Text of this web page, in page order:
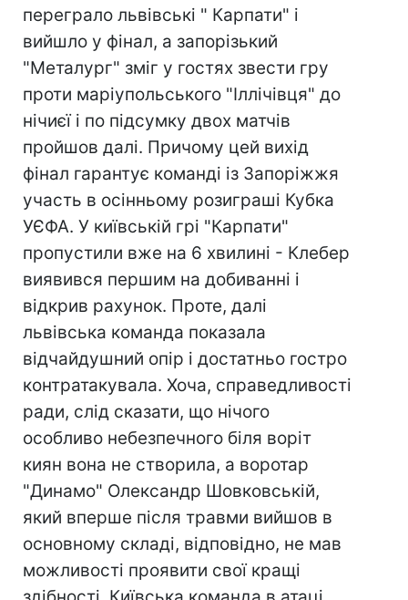
переграло львівські " Карпати" і
вийшло у фінал, а запорізький
"Металург" зміг у гостях звести гру
проти маріупольського "Іллічівця" до
нічиєї і по підсумку двох матчів
пройшов далі. Причому цей вихід
фінал гарантує команді із Запоріжжя
участь в осінньому розиграші Кубка
УЄФА. У київській грі "Карпати"
пропустили вже на 6 хвилині - Клебер
виявився першим на добиванні і
відкрив рахунок. Проте, далі
львівська команда показала
відчайдушний опір і достатньо гостро
контратакувала. Хоча, справедливості
ради, слід сказати, що нічого
особливо небезпечного біля воріт
киян вона не створила, а воротар
"Динамо" Олександр Шовковській,
який вперше після травми вийшов в
основному складі, відповідно, не мав
можливості проявити свої кращі